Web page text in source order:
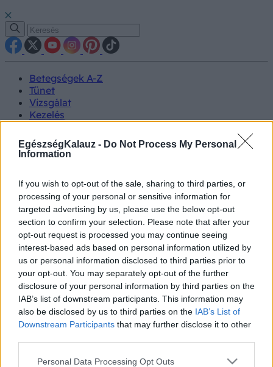
EgészségKalauz - Do Not Process My Personal
Information
If you wish to opt-out of the sale, sharing to third parties, or
processing of your personal or sensitive information for
targeted advertising by us, please use the below opt-out
section to confirm your selection. Please note that after your
opt-out request is processed you may continue seeing
interest-based ads based on personal information utilized by
us or personal information disclosed to third parties prior to
your opt-out. You may separately opt-out of the further
disclosure of your personal information by third parties on the
IAB’s list of downstream participants. This information may
also be disclosed by us to third parties on the IAB’s List of
Downstream Participants that may further disclose it to other
Please note that this website/app uses one or more Google
Personal Data Processing Opt Outs
Betegségek A-Z
Tünet
Vizsgálat
Kezelés
Kutatás
Prevenció
Kisállatok egészsége
#allergia#influenza#cukorbetegség
#orvosmeteorológia#vérnyomás#stroke#rákbetegség
#pajzsmirigy#reflux#ekcéma#herpesz
Regisztráció
Vizsgálat
Vizsgálat